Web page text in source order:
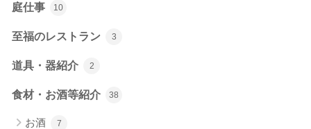
庭仕事 10
至福のレストラン 3
道具・器紹介 2
食材・お酒等紹介 38
お酒 7